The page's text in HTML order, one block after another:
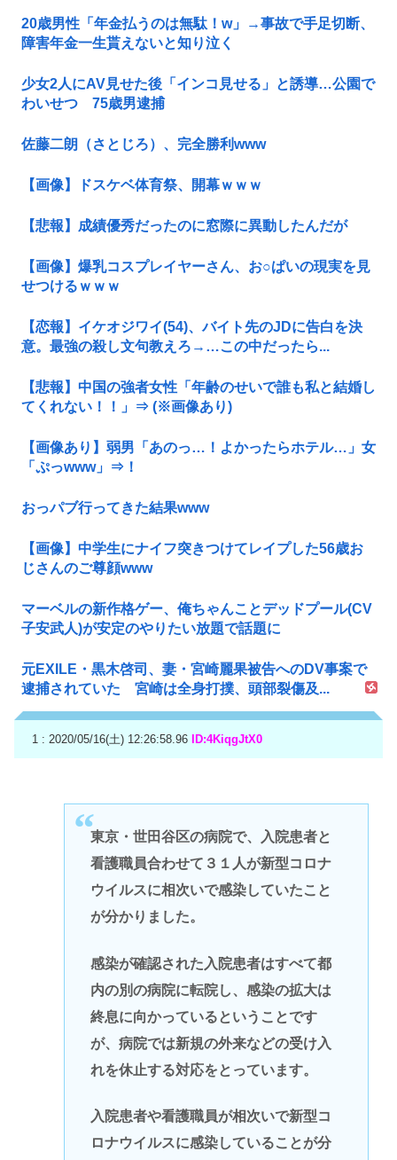
20歳男性「年金払うのは無駄！w」→事故で手足切断、
障害年金一生貰えないと知り泣く
少女2人にAV見せた後「インコ見せる」と誘導…公園で
わいせつ 75歳男逮捕
佐藤二朗（さとじろ）、完全勝利www
【画像】ドスケベ体育祭、開幕ｗｗｗ
【悲報】成績優秀だったのに窓際に異動したんだが
【画像】爆乳コスプレイヤーさん、お○ぱいの現実を見
せつけるｗｗｗ
【恋報】イケオジワイ(54)、バイト先のJDに告白を決
意。最強の殺し文句教えろ→…この中だったら...
【悲報】中国の強者女性「年齢のせいで誰も私と結婚し
てくれない！！」⇒ (※画像あり)
【画像あり】弱男「あのっ…！よかったらホテル…」女
「ぷっwww」⇒！
おっパブ行ってきた結果www
【画像】中学生にナイフ突きつけてレイプした56歳お
じさんのご尊顔www
マーベルの新作格ゲー、俺ちゃんことデッドプール(CV
子安武人)が安定のやりたい放題で話題に
元EXILE・黒木啓司、妻・宮崎麗果被告へのDV事案で
逮捕されていた 宮崎は全身打撲、頭部裂傷及...
1 : 2020/05/16(土) 12:26:58.96 ID:4KiqgJtX0
東京・世田谷区の病院で、入院患者と
看護職員合わせて３１人が新型コロナ
ウイルスに相次いで感染していたこと
が分かりました。
感染が確認された入院患者はすべて都
内の別の病院に転院し、感染の拡大は
終息に向かっているということです
が、病院では新規の外来などの受け入
れを休止する対応をとっています。
入院患者や看護職員が相次いで新型コ
ロナウイルスに感染していることが分